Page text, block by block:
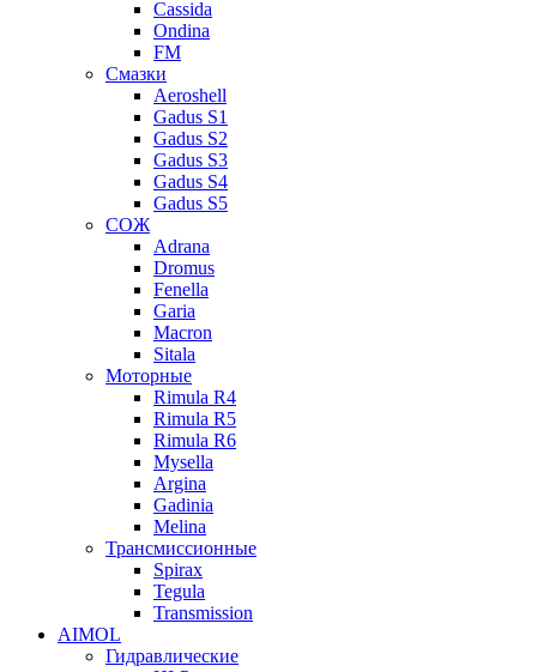
Cassida
Ondina
FM
Смазки
Aeroshell
Gadus S1
Gadus S2
Gadus S3
Gadus S4
Gadus S5
СОЖ
Adrana
Dromus
Fenella
Garia
Macron
Sitala
Моторные
Rimula R4
Rimula R5
Rimula R6
Mysella
Argina
Gadinia
Melina
Трансмиссионные
Spirax
Tegula
Transmission
AIMOL
Гидравлические